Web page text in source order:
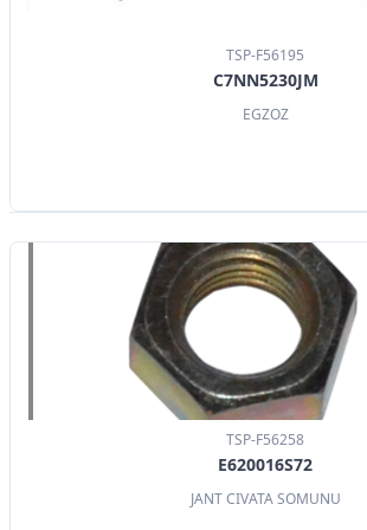
TSP-F56195
C7NN5230JM
EGZOZ
TSP-F56258
E620016S72
JANT CIVATA SOMUNU